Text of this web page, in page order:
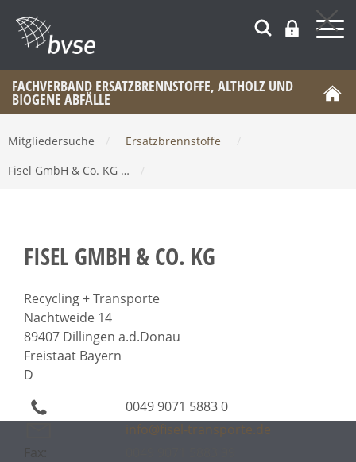
FACHVERBAND ERSATZBRENNSTOFFE, ALTHOLZ UND
BIOGENE ABFÄLLE
Mitgliedersuche Ersatzbrennstoffe
Fisel GmbH & Co. KG …
FISEL GMBH & CO. KG
Recycling + Transporte
Nachtweide 14
89407 Dillingen a.d.Donau
Freistaat Bayern
D
0049 9071 5883 0
info@fisel-transporte.de